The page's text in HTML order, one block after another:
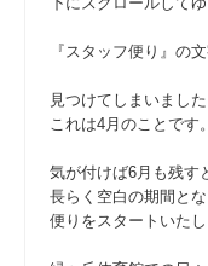
『スタッフ便り』の
見つけてしまいました
これは4月のことです。
気が付けば6月も残す
長らく空白の期間と
便りをスタートいたし